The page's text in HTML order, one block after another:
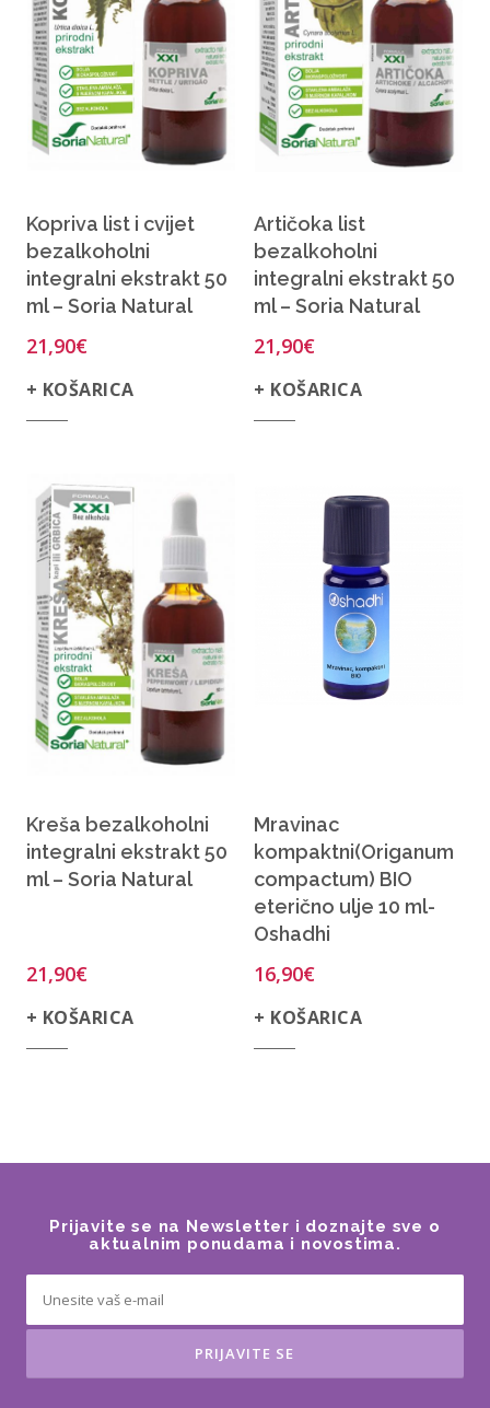
Kopriva list i cvijet
bezalkoholni
integralni ekstrakt 50
ml – Soria Natural
21,90€
+ KOŠARICA
Artičoka list
bezalkoholni
integralni ekstrakt 50
ml – Soria Natural
21,90€
+ KOŠARICA
Kreša bezalkoholni
integralni ekstrakt 50
ml – Soria Natural
21,90€
+ KOŠARICA
Mravinac
kompaktni(Origanum
compactum) BIO
eterično ulje 10 ml-
Oshadhi
16,90€
+ KOŠARICA
Prijavite se na Newsletter i doznajte sve o
aktualnim ponudama i novostima.